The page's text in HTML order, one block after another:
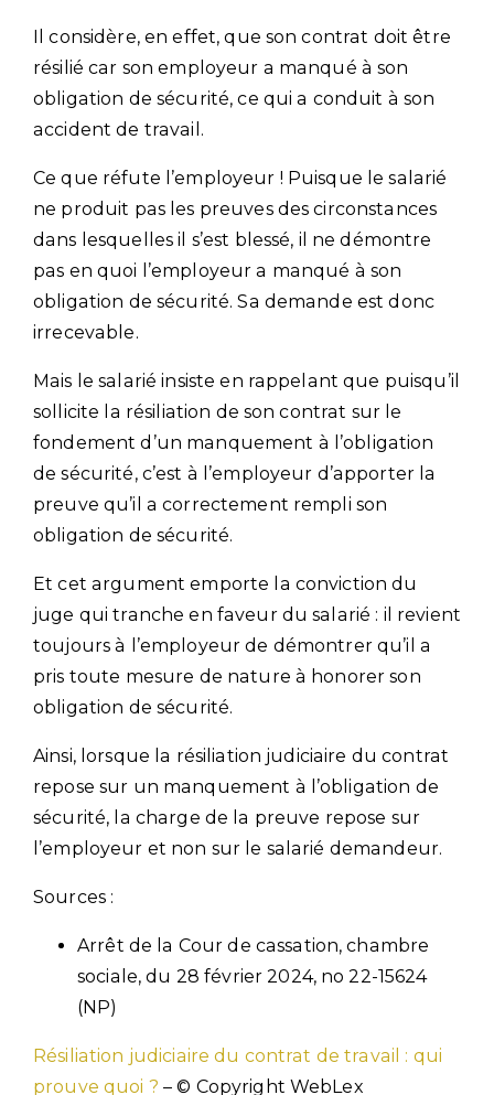
Il considère, en effet, que son contrat doit être
résilié car son employeur a manqué à son
obligation de sécurité, ce qui a conduit à son
accident de travail.
Ce que réfute l’employeur ! Puisque le salarié
ne produit pas les preuves des circonstances
dans lesquelles il s’est blessé, il ne démontre
pas en quoi l’employeur a manqué à son
obligation de sécurité. Sa demande est donc
irrecevable.
Mais le salarié insiste en rappelant que puisqu’il
sollicite la résiliation de son contrat sur le
fondement d’un manquement à l’obligation
de sécurité, c’est à l’employeur d’apporter la
preuve qu’il a correctement rempli son
obligation de sécurité.
Et cet argument emporte la conviction du
juge qui tranche en faveur du salarié : il revient
toujours à l’employeur de démontrer qu’il a
pris toute mesure de nature à honorer son
obligation de sécurité.
Ainsi, lorsque la résiliation judiciaire du contrat
repose sur un manquement à l’obligation de
sécurité, la charge de la preuve repose sur
l’employeur et non sur le salarié demandeur.
Sources :
Arrêt de la Cour de cassation, chambre
sociale, du 28 février 2024, no 22-15624
(NP)
Résiliation judiciaire du contrat de travail : qui
prouve quoi ? – © Copyright WebLex